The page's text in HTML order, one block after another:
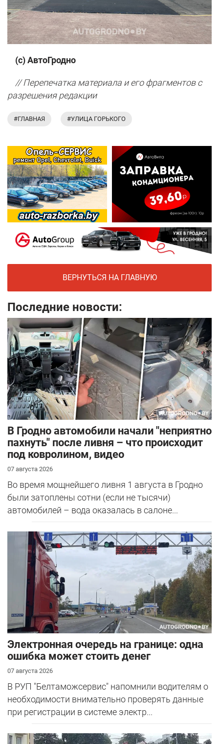
(с) АвтоГродно
// Перепечатка материала и его фрагментов с
разрешения редакции
#ГЛАВНАЯ #УЛИЦА ГОРЬКОГО
ВЕРНУТЬСЯ НА ГЛАВНУЮ
Последние новости:
В Гродно автомобили начали "неприятно
пахнуть" после ливня – что происходит
под ковролином, видео
07 августа 2026
Во время мощнейшего ливня 1 августа в Гродно
были затоплены сотни (если не тысячи)
автомобилей – вода оказалась в салоне...
Электронная очередь на границе: одна
ошибка может стоить денег
07 августа 2026
В РУП "Белтаможсервис" напомнили водителям о
необходимости внимательно проверять данные
при регистрации в системе электр...